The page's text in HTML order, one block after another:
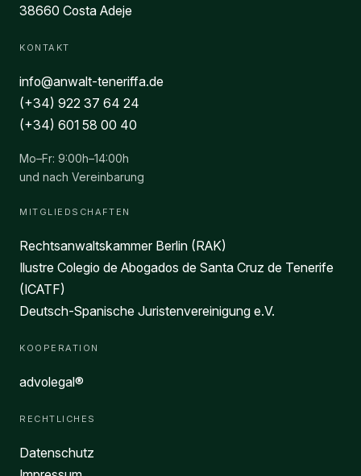
38660 Costa Adeje
KONTAKT
info@anwalt-teneriffa.de
(+34) 922 37 64 24
(+34) 601 58 00 40
Mo–Fr: 9:00h–14:00h
und nach Vereinbarung
MITGLIEDSCHAFTEN
Rechtsanwaltskammer Berlin (RAK)
Ilustre Colegio de Abogados de Santa Cruz de Tenerife
(ICATF)
Deutsch-Spanische Juristenvereinigung e.V.
KOOPERATION
advolegal®
RECHTLICHES
Datenschutz